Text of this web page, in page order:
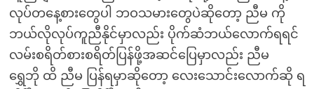
လုပ်တနေ့စားတွေပါ ဘဝသမားတွေပဲဆိုတော့ ညီမ ကို
ဘယ်လိုလုပ်ကူညီနိုင်မှာလည်း ပိုက်ဆံဘယ်လောက်ရရင်
လမ်းစရိတ်စားစရိတ်ပြန်ဖို့အဆင်ပြေမှာလည်း ညီမ
ရွှေဘို ထိ ညီမ ပြန်ရမှာဆိုတော့ လေးသောင်းလောက်ဆို ရ